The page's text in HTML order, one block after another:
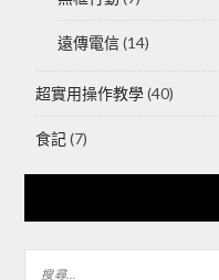
遠傳電信(14)
超實用操作教學(40)
食記(7)